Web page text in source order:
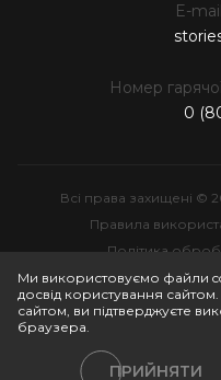
E-
Номер
0
Всі права захищені ©
Правила
Політика
Ми використовуємо файли
досвід користування
сайтом, ви підтверджуєте
браузера.
ПРИЙНЯТИ